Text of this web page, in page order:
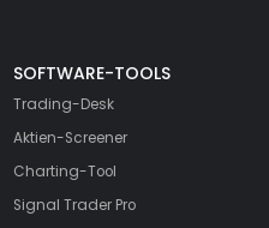
SOFTWARE-TOOLS
Trading-Desk
Aktien-Screener
Charting-Tool
Signal Trader Pro